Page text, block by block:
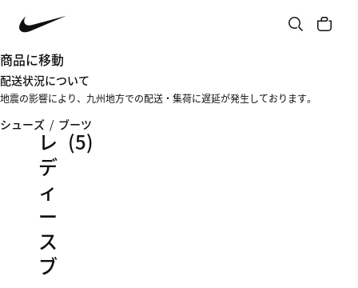
商品に移動
配送状況について
地震の影響により、九州地方での配送・集荷に遅延が発生しております。
シューズ / ブーツ
レ
デ
ィ
ー
ス
ブ
(5)